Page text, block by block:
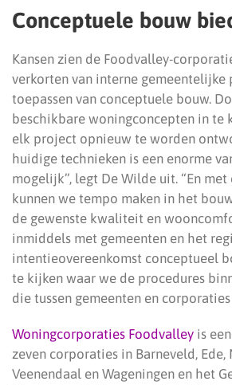
Conceptuele bouw
Kansen zien de Foodvalley-
verkorten van interne gemeentelijke
toepassen van conceptuele bouw.
beschikbare woningconcepten in te
elk project opnieuw te worden
huidige technieken is een enorme
mogelijk”, legt De Wilde uit. “En
kunnen we tempo maken in het
de gewenste kwaliteit en
inmiddels met gemeenten en het
intentieovereenkomst conceptueel
te kijken waar we de procedures
die tussen gemeenten en
Woningcorporaties Foodvalley is
zeven corporaties in Barneveld, Ede,
Veenendaal en Wageningen en het